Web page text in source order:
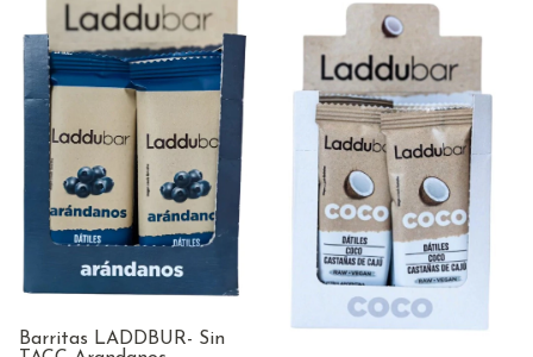
Barritas LADDBUR- Sin